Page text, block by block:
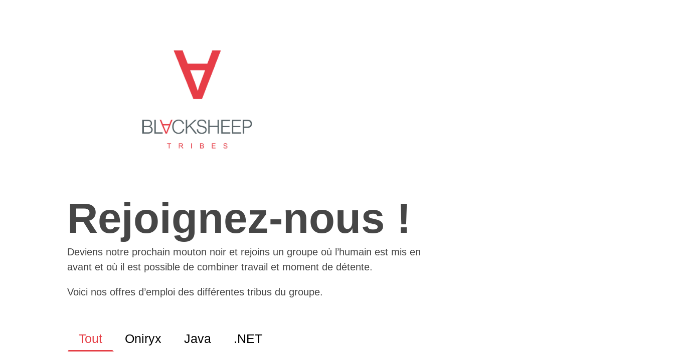
Rejoignez-nous !
Deviens notre prochain mouton noir et rejoins un groupe où l’humain est mis en
avant et où il est possible de combiner travail et moment de détente.
Voici nos offres d’emploi des différentes tribus du groupe.
Tout Oniryx Java .NET